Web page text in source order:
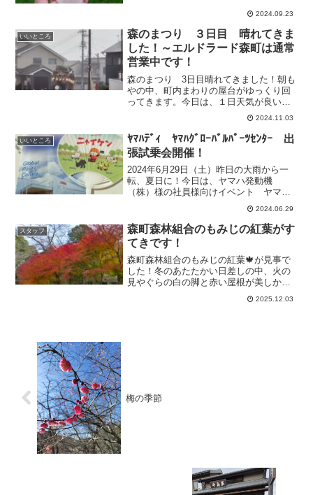
年近く前にモンゴルラリーに出場したと
て頂いたそうです。なん...
2024.09.23
いいところ
森のまつり ３日目 晴れてきま
した！～エルドラード森町は通常
営業中です！
森のまつり 3日目晴れてきました！朝も
やの中、町内まわりの屋台がゆっくり回
ってきます。今日は、１日天気が良いこ
と祈ります！エルドラード森町は通常営
業中です。お祭り見物のあと、電動アシ
スト自転車🚴の試乗に気軽に来てくださ
い！営業時間 ＡＭ９～...
2024.11.03
いいところ
ﾔﾏﾊﾃﾞｨ ﾔﾏﾊｸﾞﾛｰﾊﾞﾙﾊﾟｰﾂｾﾝﾀｰ 出
張試乗会開催！
2024年6月29日（土）昨日の大雨から一
転、夏日に！今日は、ヤマハ発動機
（株）様の社員様向けイベント ヤマハ
デーでヤマハグローバルパーツセンター
で出張試乗会を開催させて頂きました。
「おとうさん、おかあさんのかいしゃた
んけん」というキャッチ...
2024.06.29
スタッフ
森町森林組合のもみじの紅葉がす
てきです！
森町森林組合のもみじの紅葉🍁が見事で
した！冬のあたたかい日差しの中、火の
見やぐらの白の脚と赤い屋根が美しかっ
2025.12.03
梅の季節